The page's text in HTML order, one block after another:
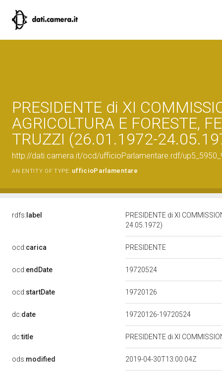
PRESIDENTE di XI
AGRICOLTURA E FORESTE,
TRUZZI (26.01.1972-
http://dati.camera.it/ocd/ufficioParlamentare.rdf/
AN ENTITY OF TYPE: ufficioParlamentare
rdfs: label
PRESIDENTE di XI
24.05.1972)
ocd:carica PRESIDENTE
ocd:endDate 19720524
ocd:startDate 19720126
dc:date 19720126-19720524
dc:title PRESIDENTE di XI
ods:modified 2019-04-30T13:00:04Z